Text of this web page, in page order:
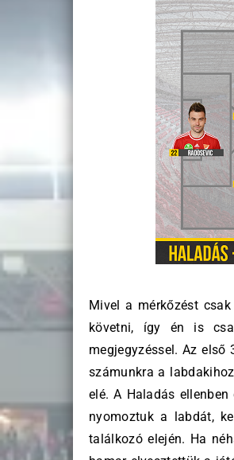
Mivel a mérkőzést
követni, így én is
megjegyzéssel. Az
számunkra a
elé. A Haladás
nyomoztuk a labdát,
találkozó elején. Ha